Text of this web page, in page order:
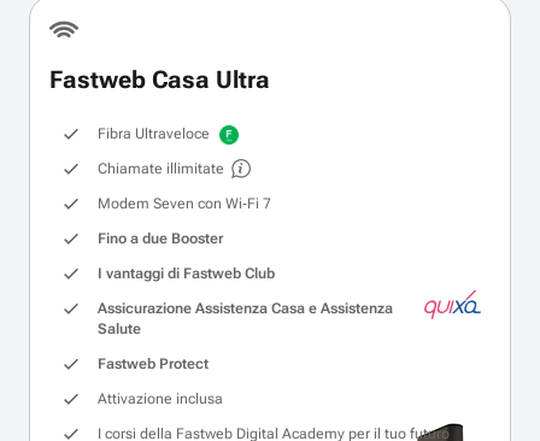
Fastweb Casa Ultra
Fibra Ultraveloce
Chiamate illimitate
Modem Seven con Wi‑Fi 7
Fino a due Booster
I vantaggi di Fastweb Club
Assicurazione Assistenza Casa e Assistenza
Salute
Fastweb Protect
Attivazione inclusa
I corsi della Fastweb Digital Academy per il tuo futuro